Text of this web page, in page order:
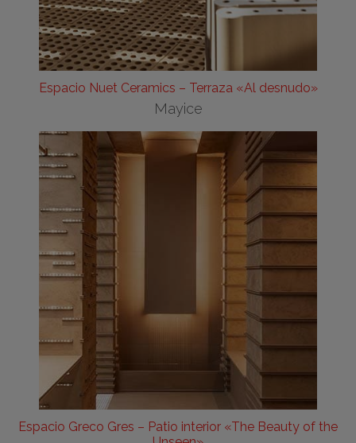
Espacio Nuet Ceramics – Terraza «Al desnudo»
Mayice
Espacio Greco Gres – Patio interior «The Beauty of the